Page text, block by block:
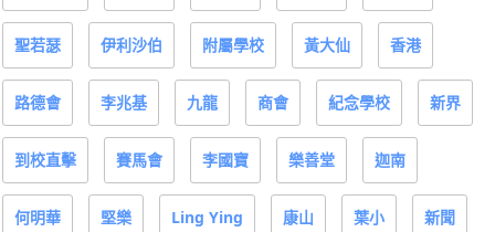
聖若瑟 伊利沙伯 附屬學校 黃大仙 香港
路德會 李兆基 九龍 商會 紀念學校 新界
到校直擊 賽馬會 李國寶 樂善堂 迦南
何明華 堅樂 Ling Ying 康山 葉小 新聞